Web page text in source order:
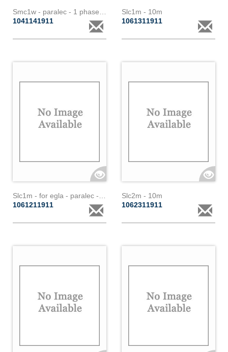
1041141911
Slc1m - 10m
1061311911
1061211911
Slc2m - 10m
1062311911